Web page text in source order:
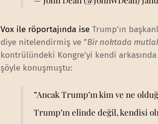
Vox ile röportajında ise Trump’ın
diye nitelendirmiş ve ”Bir noktada
kontrülündeki Kongre’yi kendi
şöyle konuşmuştu:
”Ancak Trump’ın kim ve ne
Trump’ın elinde değil, kendisi